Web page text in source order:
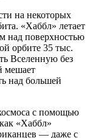
на некоторых
«Хаббл» летает
над поверхностью
орбите 35 тыс.
Вселенную без
мешает
над большей
с помощью
«Хаббл»
— даже с